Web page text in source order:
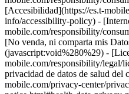
[Accesibilidad](https://es.t-
info/accessibility-policy) -
mobile.com/responsibility/
[No venda, ni comparta mis
(javascript:void%280%29) -
mobile.com/responsibility/legal/
privacidad de datos de salud del
mobile.com/privacy-center/